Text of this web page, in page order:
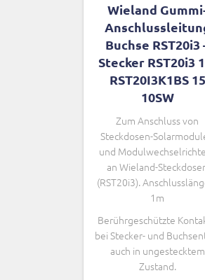
Wieland
Buchse RST20i3
Stecker RST20i3
RST20I3K1BS 15
10SW
Zum Anschluss von
Steckdosen-
und
an Wieland-
(RST20i3).
1m
Berührgeschützte
bei Stecker- und
auch in ungestecktem
Zustand.